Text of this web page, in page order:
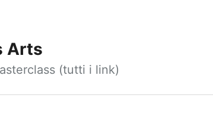
Arts
(tutti i link)